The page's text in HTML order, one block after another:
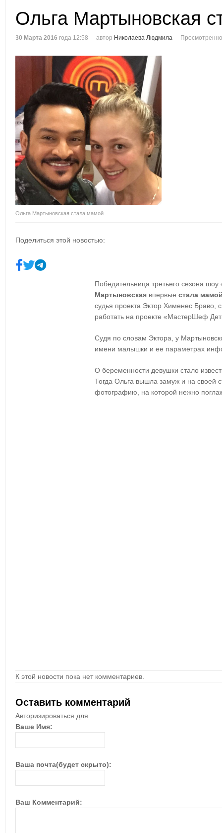
Ольга Мартыновская
30 Марта 2016 года 12:58 автор Николаева Людмила
Ольга Мартыновская стала мамой
Поделиться этой новостью:
Победительница третьего сезона
Мартыновская впервые стала
судья проекта Эктор Хименес Браво,
работать на проекте «МастерШеф
Судя по словам Эктора, у
имени малышки и ее параметрах
О беременности девушки стало
Тогда Ольга вышла замуж и на своей
фотографию, на которой нежно
К этой новости пока нет комментариев.
Оставить комментарий
Авторизироваться для
Ваше Имя:
Ваша почта(будет скрыто):
Ваш Комментарий: